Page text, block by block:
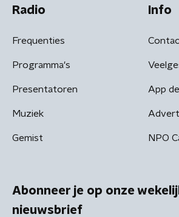
Radio
Frequenties
Programma's
Presentatoren
Muziek
Gemist
Info
App
NPO
Abonneer je op onze
nieuwsbrief